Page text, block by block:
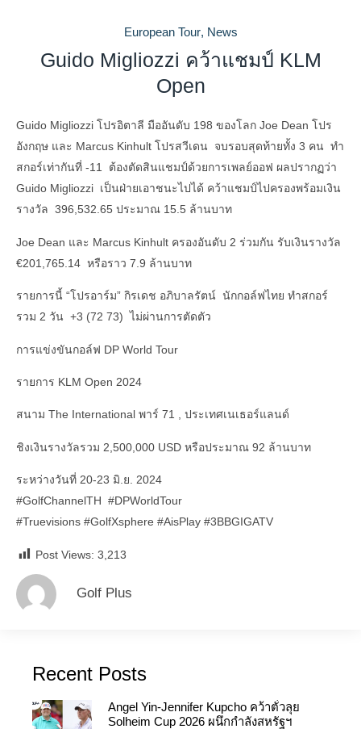
European Tour, News
Guido Migliozzi คว้าแชมป์ KLM
Open
Guido Migliozzi โปรอิตาลี มืออันดับ 198 ของโลก Joe Dean โปร
อังกฤษ และ Marcus Kinhult โปรสวีเดน จบรอบสุดท้ายทั้ง 3 คน ทำ
สกอร์เท่ากันที่ -11 ต้องตัดสินแชมป์ด้วยการเพลย์ออฟ ผลปรากฏว่า
Guido Migliozzi เป็นฝ่ายเอาชนะไปได้ คว้าแชมป์ไปครองพร้อมเงิน
รางวัล 396,532.65 ประมาณ 15.5 ล้านบาท
Joe Dean และ Marcus Kinhult ครองอันดับ 2 ร่วมกัน รับเงินรางวัล
€201,765.14 หรือราว 7.9 ล้านบาท
รายการนี้ “โปรอาร์ม” กิรเดช อภิบาลรัตน์ นักกอล์ฟไทย ทำสกอร์
รวม 2 วัน +3 (72 73) ไม่ผ่านการตัดตัว
การแข่งขันกอล์ฟ DP World Tour
รายการ KLM Open 2024
สนาม The International พาร์ 71 , ประเทศเนเธอร์แลนด์
ชิงเงินรางวัลรวม 2,500,000 USD หรือประมาณ 92 ล้านบาท
ระหว่างวันที่ 20-23 มิ.ย. 2024
#GolfChannelTH #DPWorldTour
#Truevisions #GolfXsphere #AisPlay #3BBGIGATV
Post Views: 3,213
Golf Plus
Recent Posts
Angel Yin-Jennifer Kupcho คว้าตั๋วลุย
Solheim Cup 2026 ผนึกกำลังสหรัฐฯ